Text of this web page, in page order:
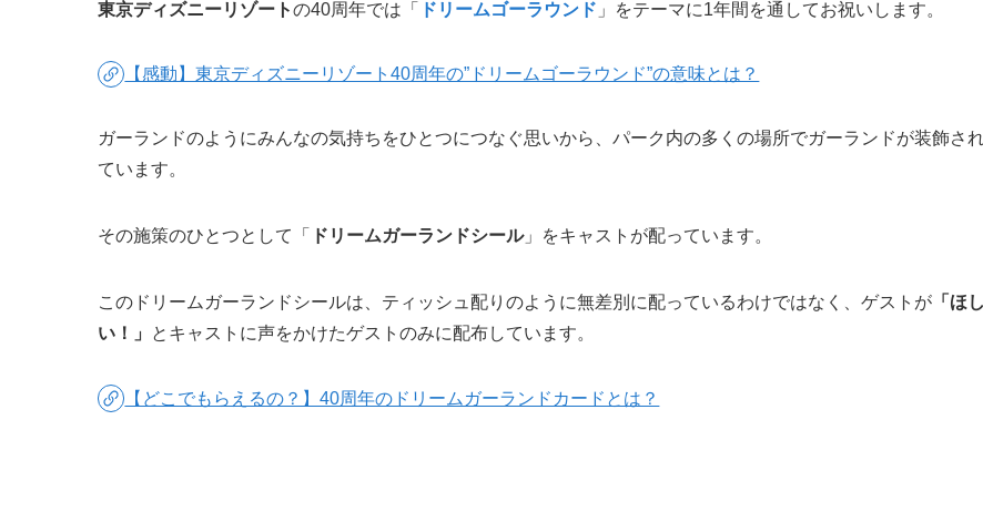
い！」
とキャストに声をかけたゲストのみに配布しています。
【どこでもらえるの？】40周年のドリームガーランドカードとは？
今回、SNS上で炎上したのは、東京ディズニーランド のアトラクション「イッツ・ア・スモールワールド 」のキ
ャストが、女子高生ゲストに渡すドリームガーランドシールに「
投稿されたのはTiktok（非公開アカウント）でしたが、それを見た方がスクリーンショットを撮り、X上で公開さ